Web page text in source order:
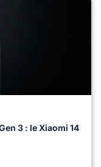
3 : le Xiaomi 14